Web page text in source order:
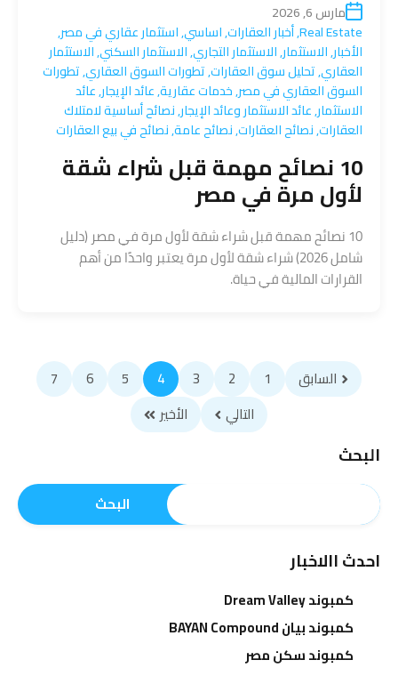
مارس 6, 2026
Real Estate
,أخبار العقارات,اساسي,استثمار عقاري في مصر,
الأخبار,الاستثمار,الاستثمار التجاري,الاستثمار السكني,الاستثمار
العقاري,تحليل سوق العقارات,تطورات السوق العقاري,تطورات
السوق العقاري في مصر,خدمات عقارية,عائد الإيجار,عائد
الاستثمار,عائد الاستثمار وعائد الإيجار,نصائح أساسية لامتلاك
العقارات,نصائح العقارات,نصائح عامة,نصائح في بيع العقارات
10 نصائح مهمة قبل شراء شقة
لأول مرة في مصر
10 نصائح مهمة قبل شراء شقة لأول مرة في مصر (دليل
شامل 2026) شراء شقة لأول مرة يعتبر واحدًا من أهم
القرارات المالية في حياة.
السابق 1
2
3
4
5
6
7
التالي
الأخير
البحث
البحث
احدث االاخبار
كمبوند Dream Valley
كمبوند بيان BAYAN Compound
كمبوند سكن مصر